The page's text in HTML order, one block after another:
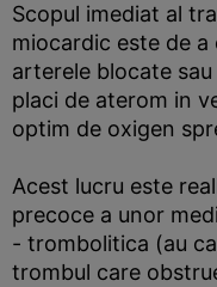
Scopul imediat al
miocardic este de
arterele blocate
placi de aterom in
optim de oxigen
Acest lucru este
precoce a unor
- trombolitica (au
trombul care